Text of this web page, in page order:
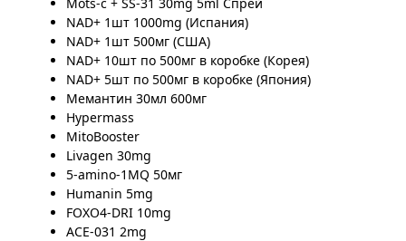
NAD+ 1шт 1000mg (Испания)
NAD+ 1шт 500мг (США)
NAD+ 10шт по 500мг в коробке (Корея)
NAD+ 5шт по 500мг в коробке (Япония)
Мемантин 30мл 600мг
Hypermass
MitoBooster
Livagen 30mg
5-amino-1MQ 50мг
Humanin 5mg
FOXO4-DRI 10mg
ACE-031 2mg